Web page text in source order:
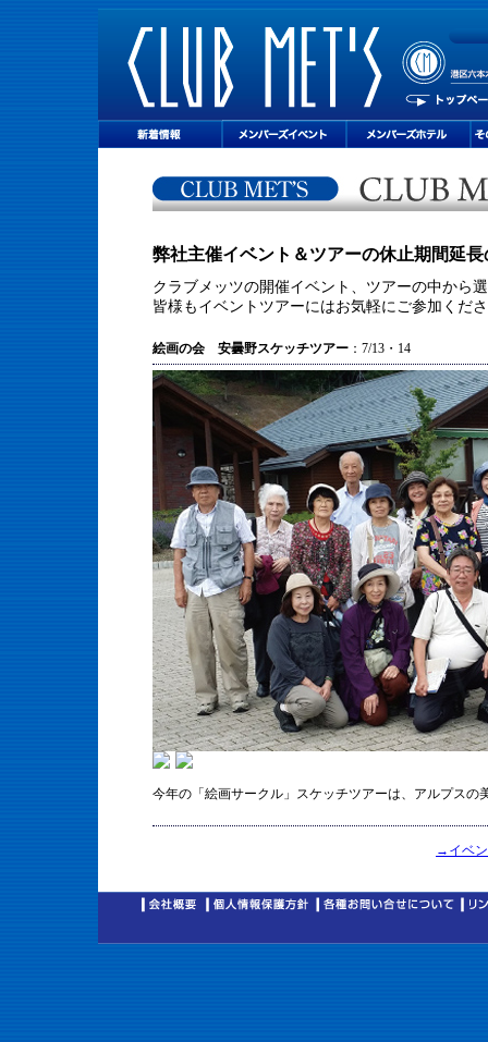
弊社主催イベント＆ツアーの休止期間延
クラブメッツの開催イベント、ツアーの中から
皆様もイベントツアーにはお気軽にご参加くだ
絵画の会 安曇野スケッチツアー ：7/13・14
今年の「絵画サークル」スケッチツアーは、アルプス
→イベ